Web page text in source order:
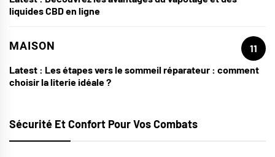
liquides CBD en ligne
MAISON
11
Latest : Les étapes vers le sommeil réparateur : comment
choisir la literie idéale ?
Sécurité Et Confort Pour Vos Combats